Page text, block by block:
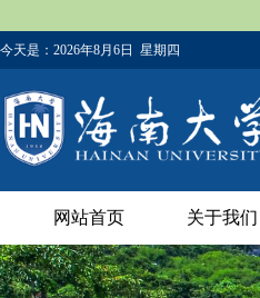
今天是： 2026年8月6日 星期四
网站首页 关于我们